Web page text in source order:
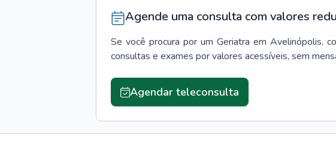
Agende uma consulta com valores
Se você procura por um Geriatra em Avelinópolis,
consultas e exames por valores acessíveis, sem
Agendar teleconsulta